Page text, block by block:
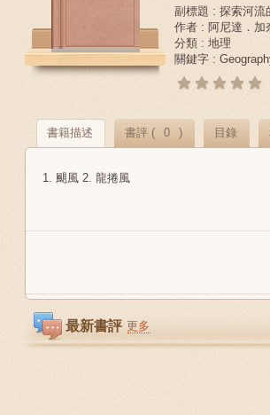
副標題 : 探索河流
作者 : 阿尼達．加
分類 : 地理
關鍵字 :
書籍描述 書評 ( 0 ) 目錄
1. 颶風 2. 龍捲風
最新書評 更多